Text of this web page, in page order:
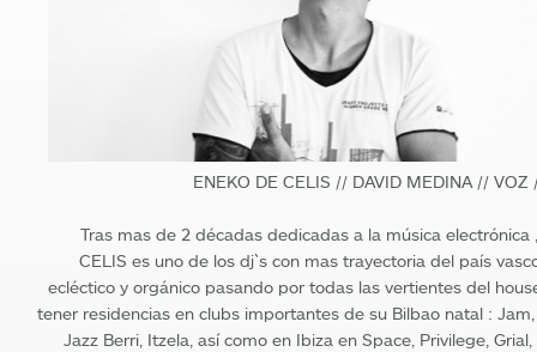
ENEKO DE CELIS // DAVID MEDINA // VOZ
Tras mas de 2 décadas dedicadas a la música electrónica
CELIS es uno de los dj`s con mas trayectoria del país
ecléctico y orgánico pasando por todas las vertientes del
tener residencias en clubs importantes de su Bilbao natal : Jam,
Jazz Berri, Itzela, así como en Ibiza en Space, Privilege, Grial,